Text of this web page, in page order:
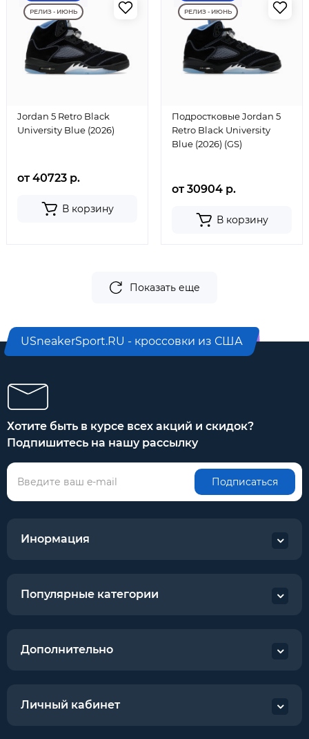
РЕЛИЗ - ИЮНЬ
Jordan 5 Retro Black
University Blue (2026)
от 40723 р.
В корзину
РЕЛИЗ - ИЮНЬ
Подростковые Jordan 5
Retro Black University
Blue (2026) (GS)
от 30904 р.
В корзину
Показать еще
USneakerSport.RU - кроссовки из США
Хотите быть в курсе всех акций и скидок?
Подпишитесь на нашу рассылку
Подписаться
Инормация
Популярные категории
Дополнительно
Личный кабинет